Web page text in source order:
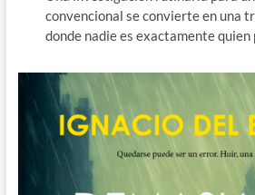
convencional se convierte en una
donde nadie es exactamente quien